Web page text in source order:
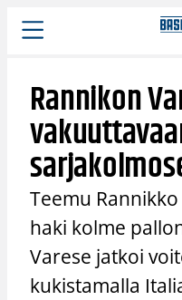
Siirry
sisältöön
Rannikon
Teemu
haki kolme
Varese jatkoi
kukistamalla